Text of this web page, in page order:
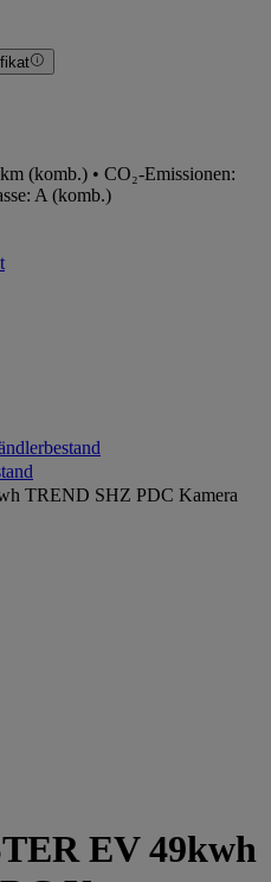
(komb.) • CO₂-Emissionen:
A (komb.)
EV 49kwh